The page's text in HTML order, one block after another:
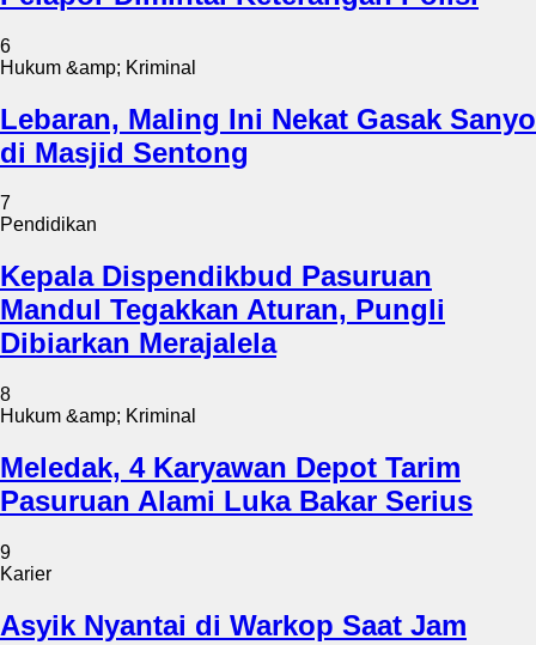
6
Hukum &amp; Kriminal
Lebaran, Maling Ini Nekat Gasak Sanyo
di Masjid Sentong
7
Pendidikan
Kepala Dispendikbud Pasuruan
Mandul Tegakkan Aturan, Pungli
Dibiarkan Merajalela
8
Hukum &amp; Kriminal
Meledak, 4 Karyawan Depot Tarim
Pasuruan Alami Luka Bakar Serius
9
Karier
Asyik Nyantai di Warkop Saat Jam